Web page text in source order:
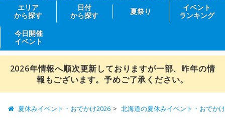
エリア
から探す
日付
から探す
夏祭り
イベント
ランキング
今日開催
イベント
2026年情報へ順次更新しておりますが一部、昨年の情
報もございます。予めご了承ください。
夏休みイベント・おでかけ2026 北海道の夏休みイベント・おでか